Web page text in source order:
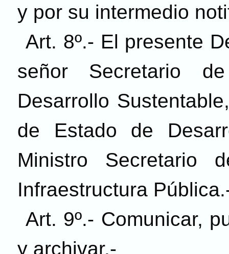
y por su intermedio
Art. 8º.- El presente
señor Secretario
Desarrollo
de Estado de
Ministro Secretario
Infraestructura
Art. 9º.- Comunicar,
y archivar.-